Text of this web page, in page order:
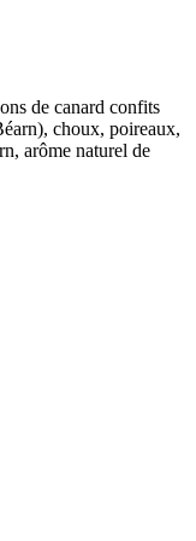
de canard confits
choux, poireaux,
arôme naturel de